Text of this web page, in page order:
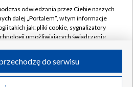
Kontakt
Kanały
Polska S.A. w likwidacji
odwiedzania przez Ciebie naszych
dalej „Portalem”, w tym informacje
takich jak: pliki cookie, sygnalizatory
umożliwiających świadczenie
odwiedzania przez Ciebie
do serwisu